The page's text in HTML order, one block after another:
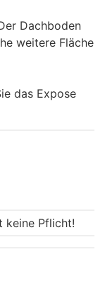
Dachboden
weitere Fläche
das Expose
keine Pflicht!